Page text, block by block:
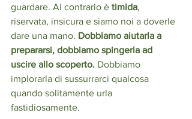
guardare. Al contrario è timida,
riservata, insicura e siamo noi a doverle
dare una mano. Dobbiamo aiutarla a
prepararsi, dobbiamo spingerla ad
uscire allo scoperto. Dobbiamo
implorarla di sussurrarci qualcosa
quando solitamente urla
fastidiosamente.